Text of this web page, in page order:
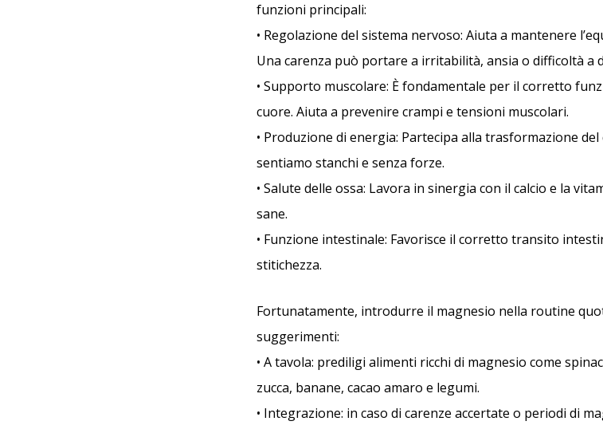
funzioni principali:
• Regolazione del sistema nervoso: Aiuta a mantenere
Una carenza può portare a irritabilità, ansia o difficoltà a
• Supporto muscolare: È fondamentale per il corretto
cuore. Aiuta a prevenire crampi e tensioni muscolari.
• Produzione di energia: Partecipa alla trasformazione
sentiamo stanchi e senza forze.
• Salute delle ossa: Lavora in sinergia con il calcio e la
sane.
• Funzione intestinale: Favorisce il corretto transito
stitichezza.
Fortunatamente, introdurre il magnesio nella routine
suggerimenti:
• A tavola: prediligi alimenti ricchi di magnesio come
zucca, banane, cacao amaro e legumi.
• Integrazione: in caso di carenze accertate o periodi di